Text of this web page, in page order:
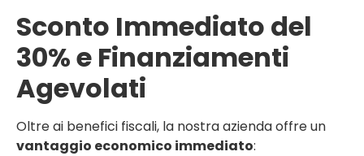
Sconto Immediato del
30% e Finanziamenti
Agevolati
Oltre ai benefici fiscali, la nostra azienda offre un
vantaggio economico immediato: